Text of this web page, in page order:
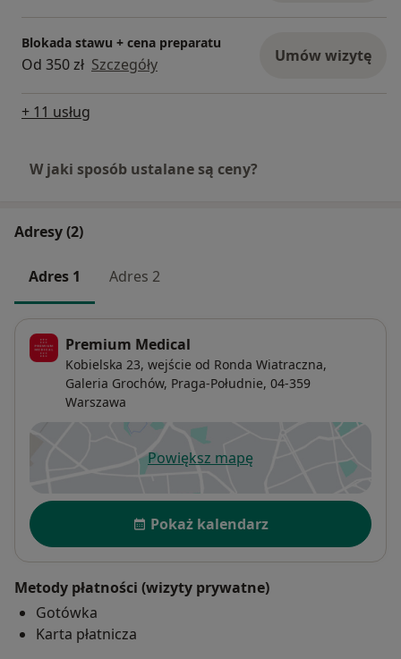
Blokada stawu + cena preparatu
Od 350 zł Szczegóły Umów wizytę
+ 11 usług
W jaki sposób ustalane są ceny?
Adresy (2)
Adres 1 Adres 2
Premium Medical
Kobielska 23, wejście od Ronda Wiatraczna,
Galeria Grochów, Praga-Południe, 04-359
Warszawa
Powiększ mapęotwiera się w nowej karcie
Dostępność
Pokaż kalendarz
Metody płatności (wizyty prywatne)
Gotówka
Karta płatnicza